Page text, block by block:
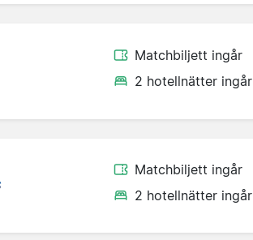
Matchbiljett ingår
2 hotellnätter ingår
Matchbiljett ingår
2 hotellnätter ingår